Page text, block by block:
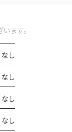
ます。
なし
なし
なし
なし